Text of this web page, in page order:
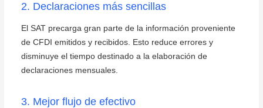
2. Declaraciones más sencillas
El SAT precarga gran parte de la información proveniente
de CFDI emitidos y recibidos. Esto reduce errores y
disminuye el tiempo destinado a la elaboración de
declaraciones mensuales.
3. Mejor flujo de efectivo